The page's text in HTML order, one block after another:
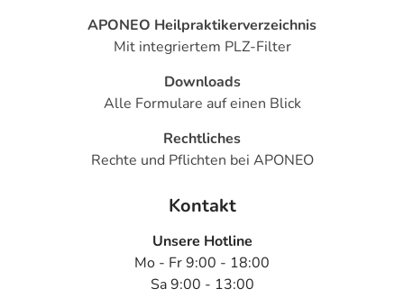
APONEO Heilpraktikerverzeichnis
Mit integriertem PLZ-Filter
Downloads
Alle Formulare auf einen Blick
Rechtliches
Rechte und Pflichten bei APONEO
Kontakt
Unsere Hotline
Mo - Fr 9:00 - 18:00
Sa 9:00 - 13:00